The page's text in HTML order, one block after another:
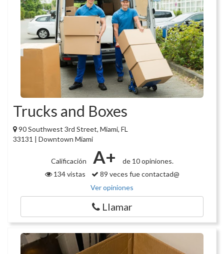
Trucks and Boxes
90 Southwest 3rd Street, Miami, FL
33131 | Downtown Miami
Calificación A+
de 10 opiniones.
134 vistas
89 veces fue contactad@
Ver opiniones
Llamar